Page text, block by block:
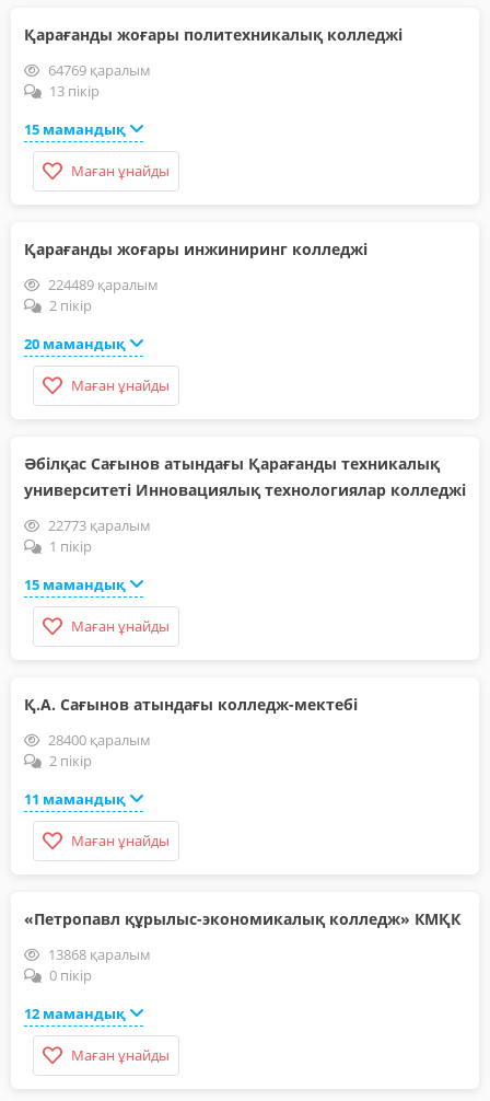
Қарағанды жоғары политехникалық колледжі
64769 қаралым
13 пікір
15 мамандық
Маған ұнайды
Қарағанды жоғары инжиниринг колледжі
224489 қаралым
2 пікір
20 мамандық
Маған ұнайды
Әбілқас Сағынов атындағы Қарағанды техникалық
университеті Инновациялық технологиялар колледжі
22773 қаралым
1 пікір
15 мамандық
Маған ұнайды
Қ.А. Сағынов атындағы колледж-мектебі
28400 қаралым
2 пікір
11 мамандық
Маған ұнайды
«Петропавл құрылыс-экономикалық колледж» КМҚК
13868 қаралым
0 пікір
12 мамандық
Маған ұнайды